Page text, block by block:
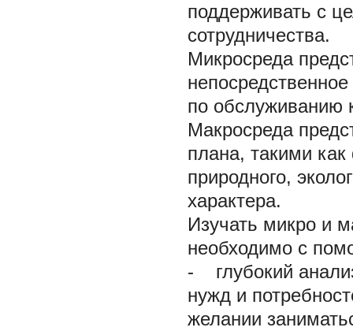
поддерживать с
сотрудничества.
Микросреда
по обслуживанию
Макросреда
плана, такими
природного,
характера.
Изучать микро и
необходимо с
- глубокий
нужд и
желании